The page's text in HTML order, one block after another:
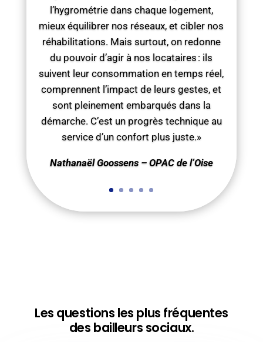
l’hygrométrie dans chaque logement,
mieux équilibrer nos réseaux, et cibler nos
réhabilitations. Mais surtout, on redonne
du pouvoir d’agir à nos locataires : ils
suivent leur consommation en temps réel,
comprennent l’impact de leurs gestes, et
sont pleinement embarqués dans la
démarche. C’est un progrès technique au
service d’un confort plus juste.»
Nathanaël Goossens – OPAC de l’Oise
Les questions les plus fréquentes
des bailleurs sociaux.